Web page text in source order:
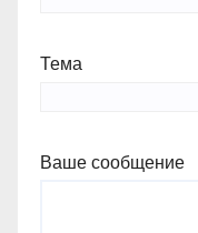
Тема
Ваше сообщение